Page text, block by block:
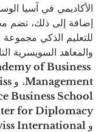
الأكاديمي في آسيا
للتعليم الذكي
والمعاهد السويسرية
of Business
Management، و
Business School
for Diplomacy
و International